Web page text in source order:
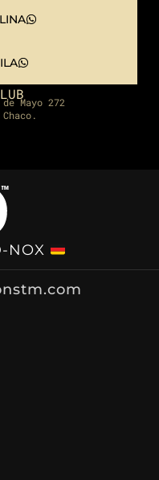
Mayo 272
NOX